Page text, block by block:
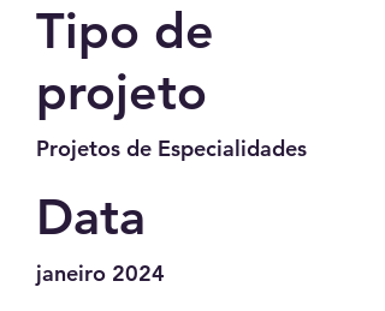
Tipo de
projeto
Projetos de Especialidades
Data
janeiro 2024